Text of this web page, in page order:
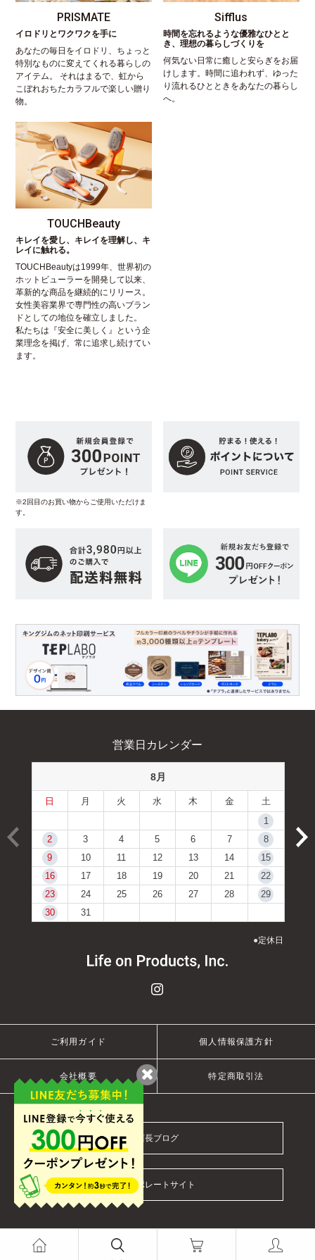
PRISMATE
イロドリとワクワクを手に
あなたの毎日をイロドリ、ちょっと
特別なものに変えてくれる暮らしの
アイテム。 それはまるで、虹から
こぼれおちたカラフルで楽しい贈り
物。
Sifflus
時間を忘れるような優雅なひとと
き、理想の暮らしづくりを
何気ない日常に癒しと安らぎをお届
けします。時間に追われず、ゆった
り流れるひとときをあなたの暮らし
へ。
TOUCHBeauty
キレイを愛し、キレイを理解し、キ
レイに触れる。
TOUCHBeautyは1999年、世界初の
ホットビューラーを開発して以来、
革新的な商品を継続的にリリース。
女性美容業界で専門性の高いブラン
ドとしての地位を確立しました。
私たちは『安全に美しく』という企
業理念を掲げ、常に追求し続けてい
ます。
※2回目のお買い物からご使用いただけま
す。
営業日カレンダー
8月
日 月 火 水 木 金
土
1
2
3 4 5 6 7
8
9
10 11 12 13 14
15
16
17 18 19 20 21
22
23
24 25 26 27 28
29
30
31
●定休日
ご利用ガイド 個人情報保護方針
会社概要 特定商取引法
店長ブログ
コーポレートサイト